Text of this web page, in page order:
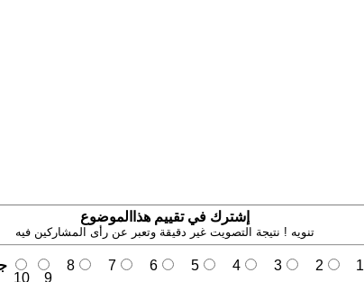
إشترك في تقييم هذاالموضوع
تنويه ! نتيجة التصويت غير دقيقة وتعبر عن رأى المشاركين فيه
1
2
3
4
5
6
7
8
9
10